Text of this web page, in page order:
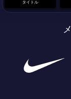
タイトル